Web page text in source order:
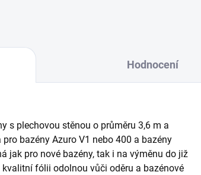
Hodnocení
s plechovou stěnou o průměru 3,6 m a
pro bazény Azuro V1 nebo 400 a bazény
jak pro nové bazény, tak i na výměnu do již
kvalitní fólii odolnou vůči oděru a bazénové